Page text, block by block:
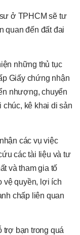
ở TPHCM sẽ tư
quan đến đất đai
những thủ tục
Giấy chứng nhận
nhượng, chuyển
chúc, kê khai di sản
các vụ việc
các tài liệu và tư
và tham gia tố
vệ quyền, lợi ích
chấp liên quan
trợ bạn trong quá